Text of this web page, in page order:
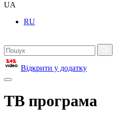
UA
RU
Відкрити у додатку
ТВ програма